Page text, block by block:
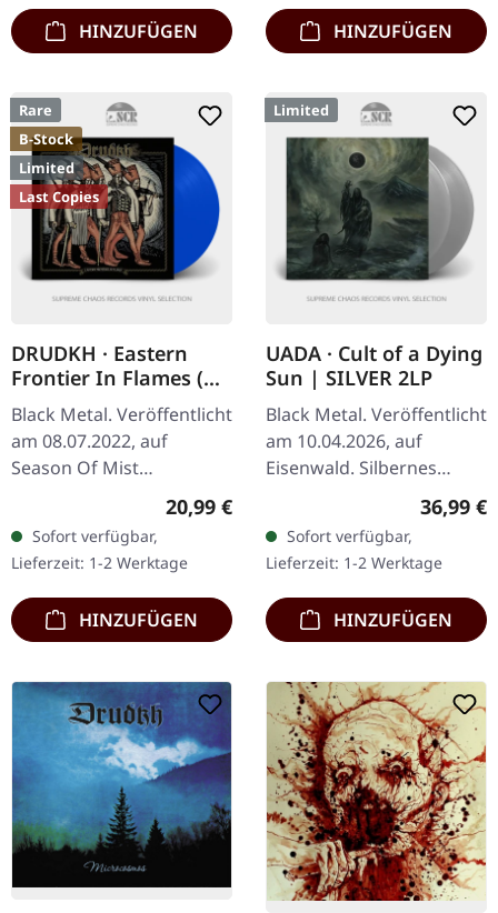
HINZUFÜGEN HINZUFÜGEN
Rare
B-Stock
Limited
Last Copies
DRUDKH · Eastern
Frontier In Flames (B-
Stock) | BLUE LP
Black Metal. Veröffentlicht
am 08.07.2022, auf
Season Of Mist
Underground Activists.
Blaues Vinyl im Gatefold-
Cover, limitiert auf 500
Exemplare.…
Regulärer Preis:
20,99 €
Sofort verfügbar,
Lieferzeit: 1-2 Werktage
HINZUFÜGEN
Limited
UADA · Cult of a Dying
Sun | SILVER 2LP
Black Metal. Veröffentlicht
am 10.04.2026, auf
Eisenwald. Silbernes
Doppel-Vinyl im Gatefold-
Cover mit LP-großem
Booklet, A2-Poster und…
36,99 €
Sofort verfügbar,
Lieferzeit: 1-2 Werktage
HINZUFÜGEN